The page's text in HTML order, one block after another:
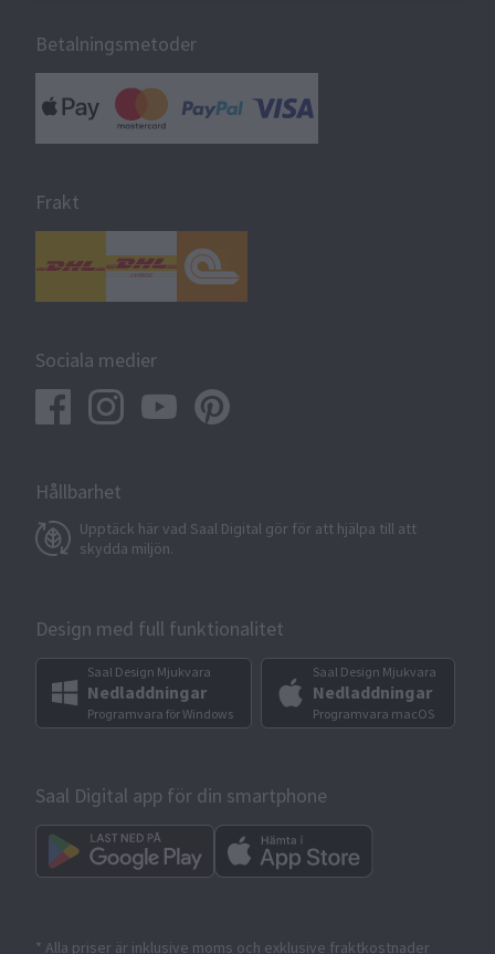
Betalningsmetoder
Frakt
Sociala medier
Hållbarhet
Upptäck här vad Saal Digital gör för att hjälpa till att
skydda miljön.
Design med full funktionalitet
Saal Design Mjukvara
Nedladdningar
Programvara för Windows
Saal Design Mjukvara
Nedladdningar
Programvara macOS
Saal Digital app för din smartphone
* Alla priser är inklusive moms och exklusive fraktkostnader